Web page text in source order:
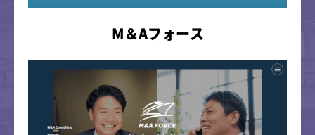
M＆Aフォース